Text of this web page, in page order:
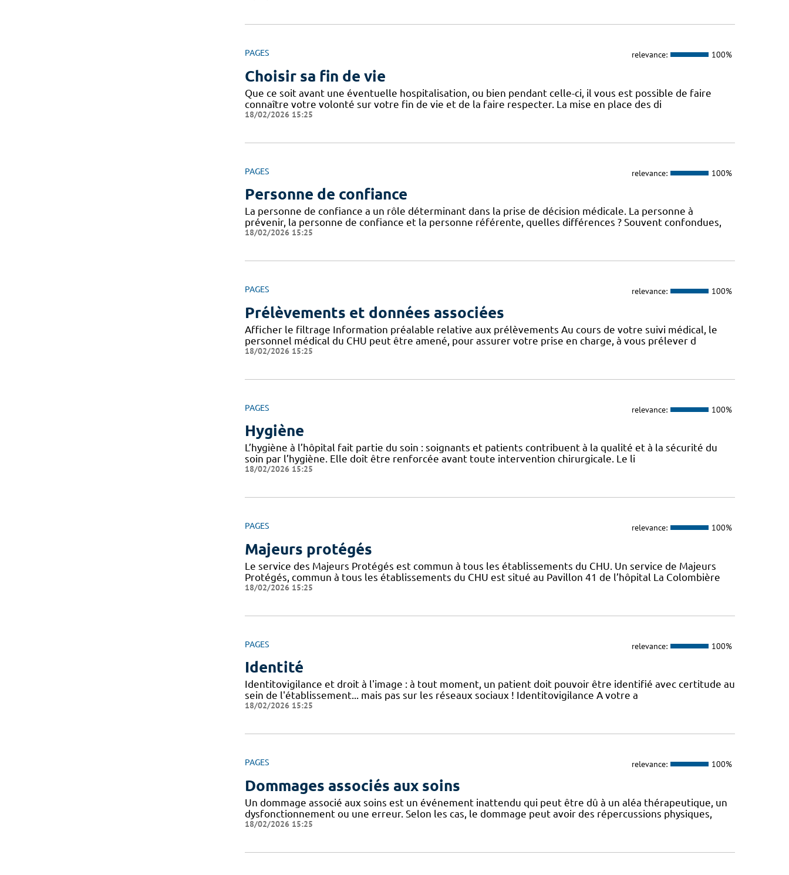
PAGES relevance: 100%
Choisir sa fin de vie
Que ce soit avant une éventuelle hospitalisation, ou bien pendant celle-ci, il vous est possible de faire
connaître votre volonté sur votre fin de vie et de la faire respecter. La mise en place des di
18/02/2026 15:25
PAGES relevance: 100%
Personne de confiance
La personne de confiance a un rôle déterminant dans la prise de décision médicale. La personne à
prévenir, la personne de confiance et la personne référente, quelles différences ? Souvent confondues,
18/02/2026 15:25
PAGES relevance: 100%
Prélèvements et données associées
Afficher le filtrage Information préalable relative aux prélèvements Au cours de votre suivi médical, le
personnel médical du CHU peut être amené, pour assurer votre prise en charge, à vous prélever d
18/02/2026 15:25
PAGES relevance: 100%
Hygiène
L’hygiène à l’hôpital fait partie du soin : soignants et patients contribuent à la qualité et à la sécurité du
soin par l’hygiène. Elle doit être renforcée avant toute intervention chirurgicale. Le li
18/02/2026 15:25
PAGES relevance: 100%
Majeurs protégés
Le service des Majeurs Protégés est commun à tous les établissements du CHU. Un service de Majeurs
Protégés, commun à tous les établissements du CHU est situé au Pavillon 41 de l’hôpital La Colombière
18/02/2026 15:25
PAGES relevance: 100%
Identité
Identitovigilance et droit à l'image : à tout moment, un patient doit pouvoir être identifié avec certitude au
sein de l'établissement... mais pas sur les réseaux sociaux ! Identitovigilance A votre a
18/02/2026 15:25
PAGES relevance: 100%
Dommages associés aux soins
Un dommage associé aux soins est un événement inattendu qui peut être dû à un aléa thérapeutique, un
dysfonctionnement ou une erreur. Selon les cas, le dommage peut avoir des répercussions physiques,
18/02/2026 15:25